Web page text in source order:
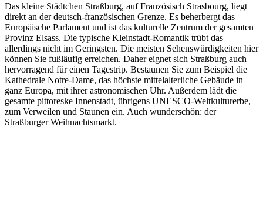
Das kleine Städtchen Straßburg, auf Französisch Strasbourg, liegt
direkt an der deutsch-französischen Grenze. Es beherbergt das
Europäische Parlament und ist das kulturelle Zentrum der gesamten
Provinz Elsass. Die typische Kleinstadt-Romantik trübt das
allerdings nicht im Geringsten. Die meisten Sehenswürdigkeiten hier
können Sie fußläufig erreichen. Daher eignet sich Straßburg auch
hervorragend für einen Tagestrip. Bestaunen Sie zum Beispiel die
Kathedrale Notre-Dame, das höchste mittelalterliche Gebäude in
ganz Europa, mit ihrer astronomischen Uhr. Außerdem lädt die
gesamte pittoreske Innenstadt, übrigens UNESCO-Weltkulturerbe,
zum Verweilen und Staunen ein. Auch wunderschön: der
Straßburger Weihnachtsmarkt.